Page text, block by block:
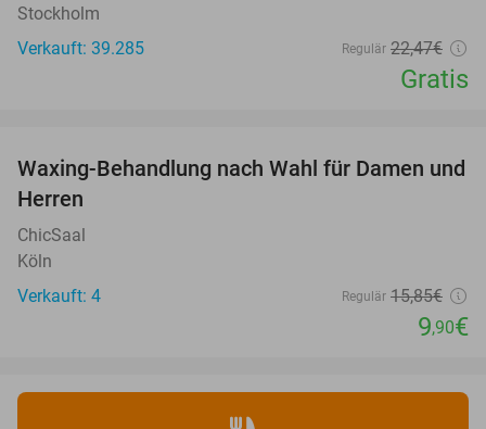
Stockholm
Verkauft: 39.285
Regulär 22,47€
Gratis
38%
NEW
TODAY
Waxing-Behandlung nach Wahl für Damen und
Herren
ChicSaal
Köln
Verkauft: 4
Regulär 15,85€
9,90€